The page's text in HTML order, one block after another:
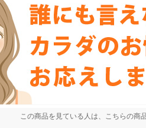
おすすめ商品
この商品を見ている人は、こちらの商